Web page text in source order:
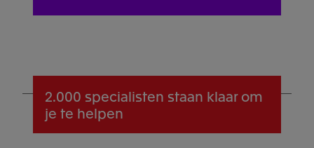
2.000 specialisten staan klaar om
je te helpen